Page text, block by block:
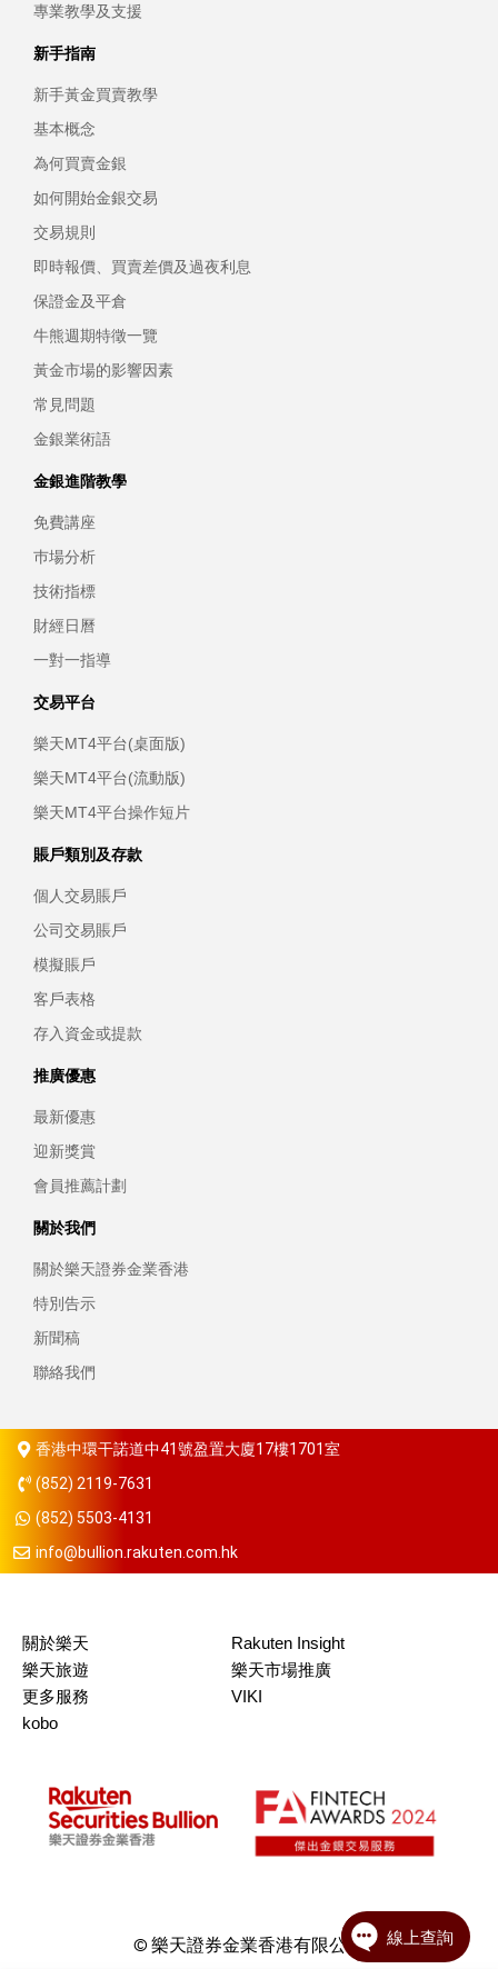
專業教學及支援
新手指南
新手黃金買賣教學
基本概念
為何買賣金銀
如何開始金銀交易
交易規則
即時報價、買賣差價及過夜利息
保證金及平倉
牛熊週期特徵一覽
黃金市場的影響因素
常見問題
金銀業術語
金銀進階教學
免費講座
巿場分析
技術指標
財經日曆
一對一指導
交易平台
樂天MT4平台(桌面版)
樂天MT4平台(流動版)
樂天MT4平台操作短片
賬戶類別及存款
個人交易賬戶
公司交易賬戶
模擬賬戶
客戶表格
存入資金或提款
推廣優惠
最新優惠
迎新獎賞
會員推薦計劃
關於我們
關於樂天證券金業香港
特別告示
新聞稿
聯絡我們
香港中環干諾道中41號盈置大廈17樓1701室
(852) 2119-7631
(852) 5503-4131
info@bullion.rakuten.com.hk
關於樂天
Rakuten Insight
樂天旅遊
樂天市場推廣
更多服務
VIKI
kobo
© 樂天證券金業香港有限公司